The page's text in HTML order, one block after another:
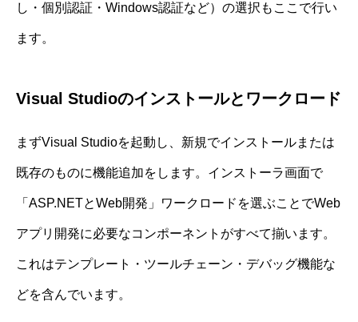
し・個別認証・Windows認証など）の選択もここで行い
ます。
Visual Studioのインストールとワークロード
まずVisual Studioを起動し、新規でインストールまたは
既存のものに機能追加をします。インストーラ画面で
「ASP.NETとWeb開発」ワークロードを選ぶことでWeb
アプリ開発に必要なコンポーネントがすべて揃います。
これはテンプレート・ツールチェーン・デバッグ機能な
どを含んでいます。